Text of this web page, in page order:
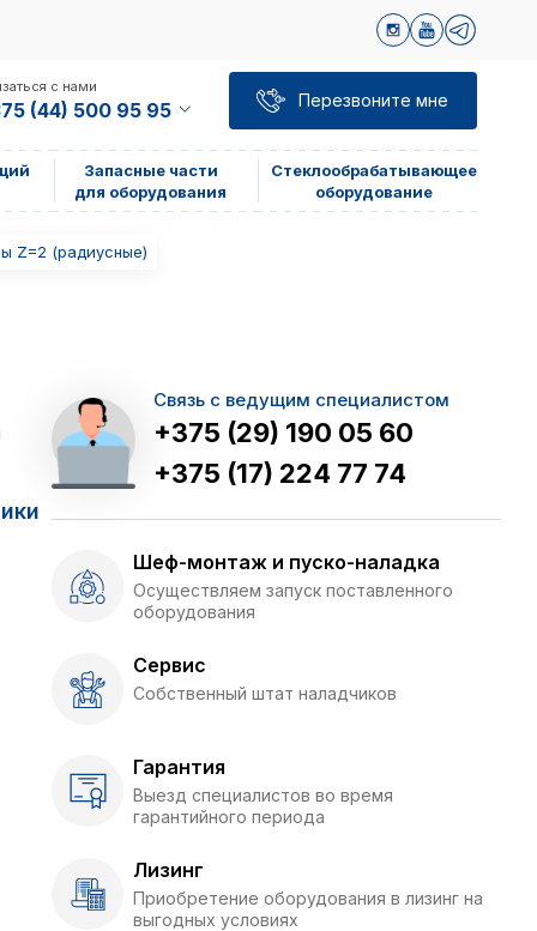
с нами
(44) 500 95 95 Перезвоните мне
Запасные части
для оборудования
Стеклообрабатывающее
оборудование
Z=2 (радиусные)
Связь с ведущим специалистом
+375 (29) 190 05 60
+375 (17) 224 77 74
Шеф-монтаж и пуско-наладка
Осуществляем запуск поставленного
оборудования
Сервис
Собственный штат наладчиков
Гарантия
Выезд специалистов во время
гарантийного периода
Лизинг
Приобретение оборудования в лизинг на
выгодных условиях